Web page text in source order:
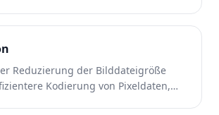
Reduzierung der Bilddateigröße
Kodierung von Pixeldaten,